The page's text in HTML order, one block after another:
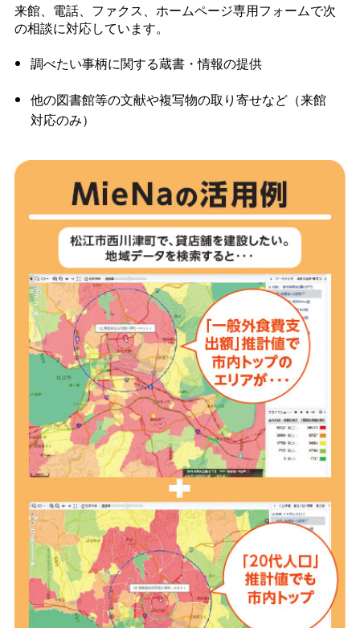
来館、電話、ファクス、ホームページ専用フォームで次
の相談に対応しています。
調べたい事柄に関する蔵書・情報の提供
他の図書館等の文献や複写物の取り寄せなど（来館
対応のみ）